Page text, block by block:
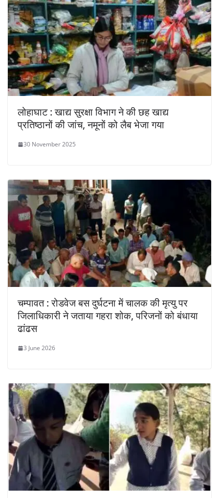
लोहाघाट : खाद्य सुरक्षा विभाग ने की छह खाद्य
प्रतिष्ठानों की जांच, नमूनों को लैब भेजा गया
30 November 2025
चम्पावत : रोडवेज बस दुर्घटना में चालक की मृत्यु पर
जिलाधिकारी ने जताया गहरा शोक, परिजनों को बंधाया
ढांढस
3 June 2026